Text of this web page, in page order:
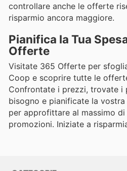
controllare anche le offerte
risparmio ancora maggiore.
Pianifica la Tua
Offerte
Visitate 365 Offerte per
Coop e scoprire tutte le
Confrontate i prezzi, trovate
bisogno e pianificate la
per approfittare al massimo
promozioni. Iniziate a